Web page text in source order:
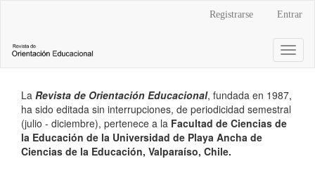
principal
Barra
Registrarse Entrar
La Revista de Orientación Educacional, fundada en 1987,
ha sido editada sin interrupciones, de periodicidad semestral
(julio - diciembre), pertenece a la Facultad de Ciencias de
la Educación de la Universidad de Playa Ancha de
Ciencias de la Educación, Valparaíso, Chile.